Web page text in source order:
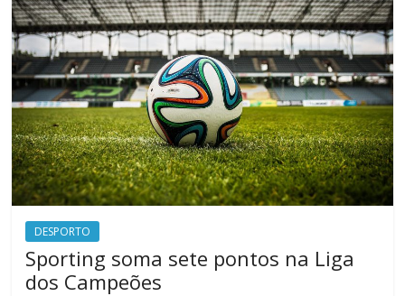
DESPORTO
Sporting soma sete pontos na Liga
dos Campeões